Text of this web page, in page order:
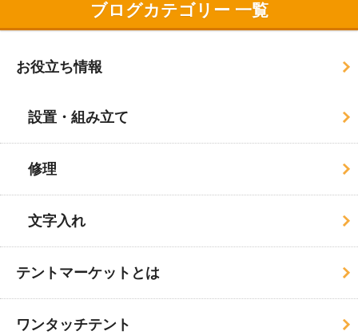
ブログカテゴリー 一覧
お役立ち情報
設置・組み立て
修理
文字入れ
テントマーケットとは
ワンタッチテント